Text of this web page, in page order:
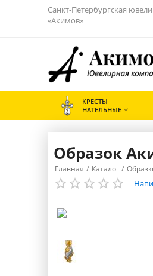
Санкт-Петербургская
«Акимов»
КРЕСТЫ
НАТЕЛЬНЫЕ 
Образок
Главная / Каталог /